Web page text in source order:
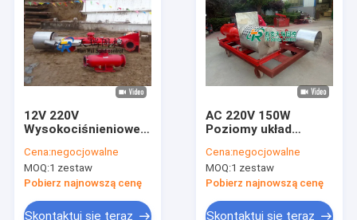
12V 220V
Wysokociśnieniowe
zapłonowe DN200 ze
stali nierdzewnej 304
AC / DC
Cena:negocjowalne
MOQ:1 zestaw
Pobierz najnowszą cenę
Skontaktuj się teraz
AC 220V 150W
Poziomy układ
naftowego 16kv
Wysoka
częstotliwość i
Cena:negocjowalne
MOQ:1 zestaw
Pobierz najnowszą cenę
Skontaktuj się teraz